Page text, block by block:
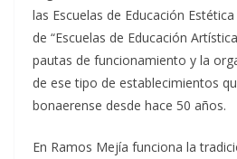
las Escuelas de Educación
de “Escuelas de Educación
pautas de funcionamiento y la
de ese tipo de establecimientos
bonaerense desde hace 50 años.
En Ramos Mejía funciona la